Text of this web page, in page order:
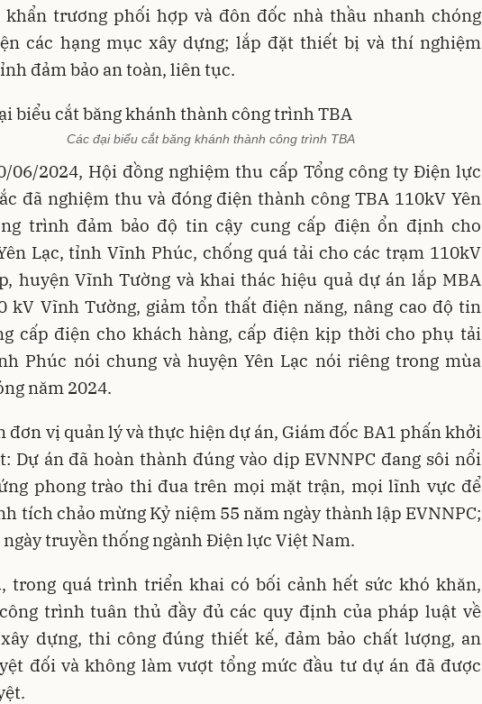
khẩn trương phối hợp và đôn đốc nhà thầu nhanh chóng
các hạng mục xây dựng; lắp đặt thiết bị và thí nghiệm
đảm bảo an toàn, liên tục.
Các đại biểu cắt băng khánh thành công trình TBA
06/2024, Hội đồng nghiệm thu cấp Tổng công ty Điện lực
đã nghiệm thu và đóng điện thành công TBA 110kV Yên
trình đảm bảo độ tin cậy cung cấp điện ổn định cho
Lạc, tỉnh Vĩnh Phúc, chống quá tải cho các trạm 110kV
huyện Vĩnh Tường và khai thác hiệu quả dự án lắp MBA
kV Vĩnh Tường, giảm tổn thất điện năng, nâng cao độ tin
cấp điện cho khách hàng, cấp điện kịp thời cho phụ tải
Phúc nói chung và huyện Yên Lạc nói riêng trong mùa
năm 2024.
đơn vị quản lý và thực hiện dự án, Giám đốc BA1 phấn khởi
Dự án đã hoàn thành đúng vào dịp EVNNPC đang sôi nổi
phong trào thi đua trên mọi mặt trận, mọi lĩnh vực để
tích chảo mừng Kỷ niệm 55 năm ngày thành lập EVNNPC;
ngày truyền thống ngành Điện lực Việt Nam.
trong quá trình triển khai có bối cảnh hết sức khó khăn,
trình tuân thủ đầy đủ các quy định của pháp luật về
dựng, thi công đúng thiết kế, đảm bảo chất lượng, an
đối và không làm vượt tổng mức đầu tư dự án đã được